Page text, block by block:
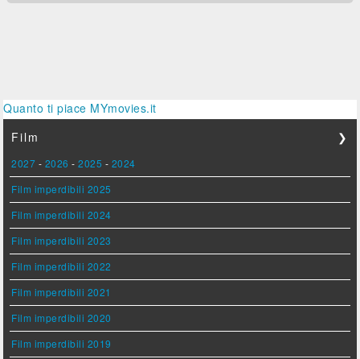
Quanto ti piace MYmovies.it
Film
❯
2027 - 2026 -2025 - 2024
Film imperdibili 2025
Film imperdibili 2024
Film imperdibili 2023
Film imperdibili 2022
Film imperdibili 2021
Film imperdibili 2020
Film imperdibili 2019